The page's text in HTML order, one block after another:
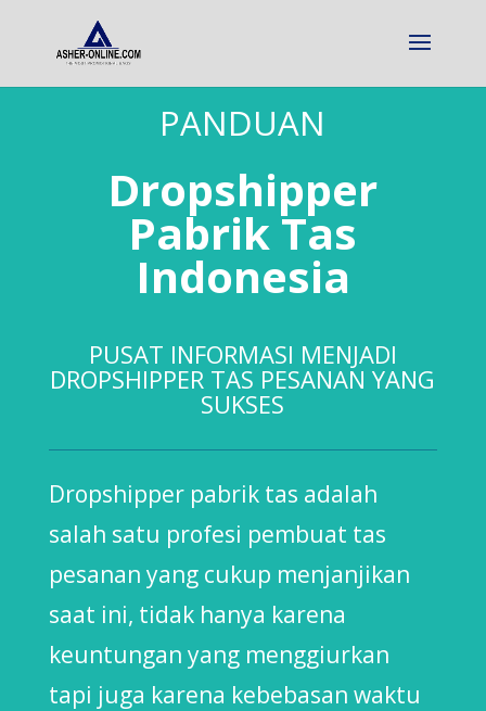
PANDUAN
Dropshipper
Pabrik Tas
Indonesia
PUSAT INFORMASI MENJADI
DROPSHIPPER TAS PESANAN YANG
SUKSES
Dropshipper pabrik tas adalah
salah satu profesi pembuat tas
pesanan yang cukup menjanjikan
saat ini, tidak hanya karena
keuntungan yang menggiurkan
tapi juga karena kebebasan waktu